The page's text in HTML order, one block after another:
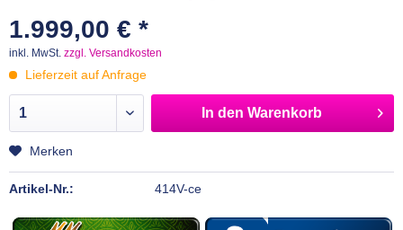
1.999,00 € *
inkl. MwSt. zzgl. Versandkosten
Lieferzeit auf Anfrage
In den Warenkorb
Merken
Artikel-Nr.: 414V-ce